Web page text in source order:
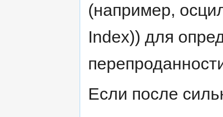
(например,
Index)) для
Если после